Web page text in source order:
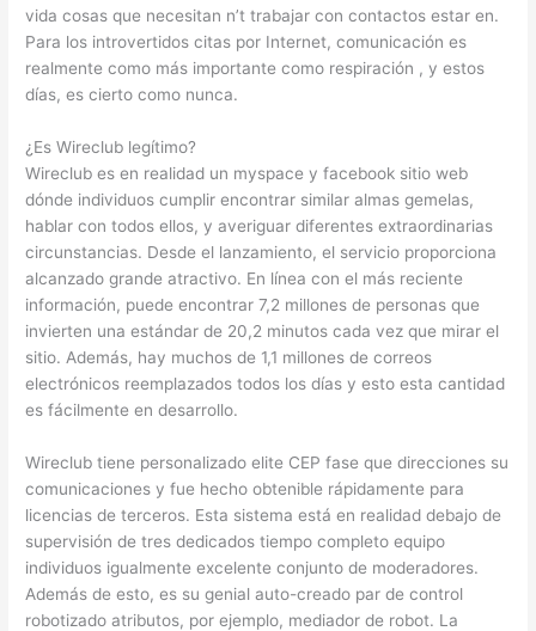
vida cosas que necesitan n’t trabajar con contactos estar en.
Para los introvertidos citas por Internet, comunicación es
realmente como más importante como respiración , y estos
días, es cierto como nunca.
¿Es Wireclub legítimo?
Wireclub es en realidad un myspace y facebook sitio web
dónde individuos cumplir encontrar similar almas gemelas,
hablar con todos ellos, y averiguar diferentes extraordinarias
circunstancias. Desde el lanzamiento, el servicio proporciona
alcanzado grande atractivo. En línea con el más reciente
información, puede encontrar 7,2 millones de personas que
invierten una estándar de 20,2 minutos cada vez que mirar el
sitio. Además, hay muchos de 1,1 millones de correos
electrónicos reemplazados todos los días y esto esta cantidad
es fácilmente en desarrollo.
Wireclub tiene personalizado elite CEP fase que direcciones su
comunicaciones y fue hecho obtenible rápidamente para
licencias de terceros. Esta sistema está en realidad debajo de
supervisión de tres dedicados tiempo completo equipo
individuos igualmente excelente conjunto de moderadores.
Además de esto, es su genial auto-creado par de control
robotizado atributos, por ejemplo, mediador de robot. La